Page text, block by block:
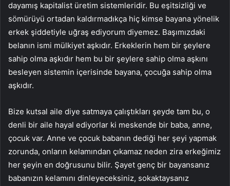
dayamış kapitalist üretim sistemleridir. Bu eşitsizliği ve
sömürüyü ortadan kaldırmadıkça hiç kimse bayana yönelik
erkek şiddetiyle uğraş ediyorum diyemez. Başımızdaki
belanın ismi mülkiyet aşkıdır. Erkeklerin hem bir şeylere
sahip olma aşkıdır hem bu bir şeylere sahip olma aşkını
besleyen sistemin içerisinde bayana, çocuğa sahip olma
aşkıdır.
Bize kutsal aile diye satmaya çalıştıkları şeyde tam bu, o
denli bir aile hayal ediyorlar ki meskende bir baba, anne,
çocuk var. Anne ve çocuk babanın dediği her şeyi yapmak
zorunda, onların kelamından çıkamaz neden zira erkeğimiz
her şeyin en doğrusunu bilir. Şayet genç bir bayansanız
babanızın kelamını dinleyeceksiniz, sokaktaysanız